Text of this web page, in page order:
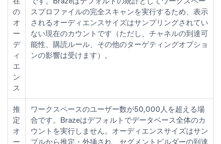
の
オ
ー
デ
ィ
エ
ン
ス
スプロファイルの完全スキャンを実行するため、表示
されるオーディエンスサイズはサンプリングされてい
ない現在のカウントです（ただし、チャネルの到達可
能性、購読ルール、その他のターゲティングオプショ
ンの影響は受けます）。
推
定
オ
ワークスペースのユーザー数が50,000人を超える場
合です。Brazeはデフォルトでデータベース全体のカ
ウントを実行しません。オーディエンスサイズはサン